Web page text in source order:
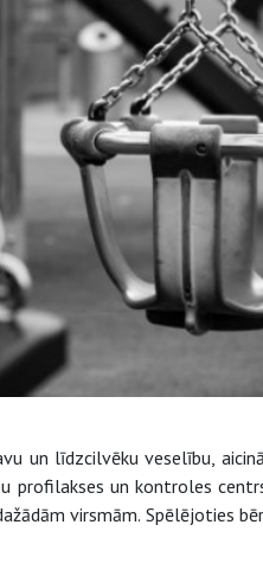
un līdzcilvēku veselību,
profilakses un kontroles
virsmām. Spēlējoties